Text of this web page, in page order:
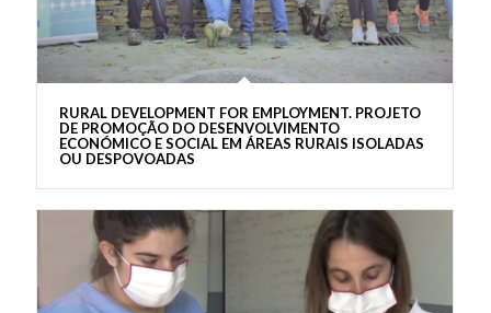
RURAL DEVELOPMENT FOR EMPLOYMENT. PROJETO
DE PROMOÇÃO DO DESENVOLVIMENTO
ECONÓMICO E SOCIAL EM ÁREAS RURAIS ISOLADAS
OU DESPOVOADAS